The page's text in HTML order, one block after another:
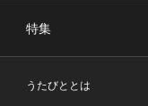
特集
うたびととは